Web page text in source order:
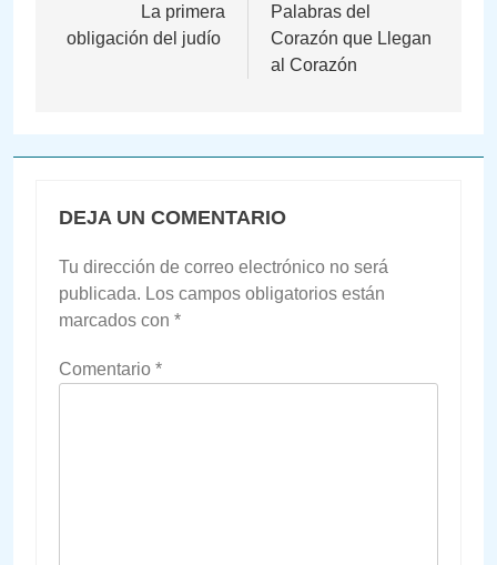
entradas
La primera
obligación del judío
Palabras del
Corazón que Llegan
al Corazón
DEJA UN COMENTARIO
Tu dirección de correo electrónico no será
publicada. Los campos obligatorios están
marcados con *
Comentario *